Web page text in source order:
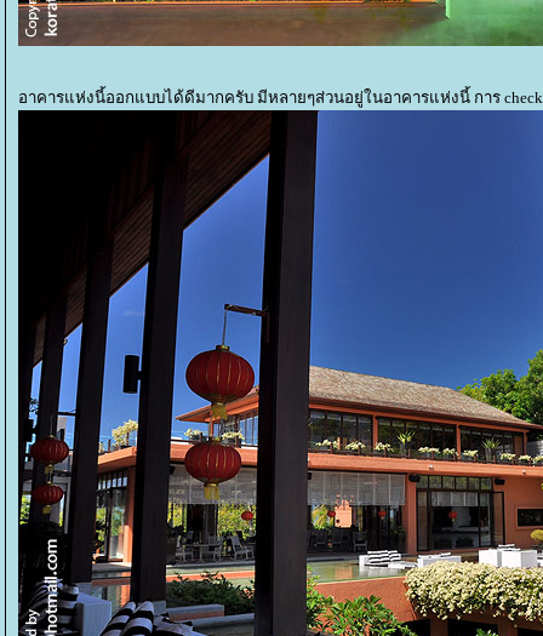
อาคารแห่งนี้ออกแบบได้ดีมากครับ มีหลายๆส่วนอยู่ในอาคารแห่งนี้ การ